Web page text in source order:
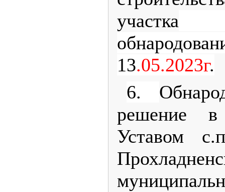
участка
13.05.2023г.
6.
решение в
Уставом